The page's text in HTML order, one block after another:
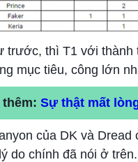
trước, thì T1 với
mục tiêu, công lớn
thêm: Sự thật mất
của DK và
do chính đã nói ở trên.